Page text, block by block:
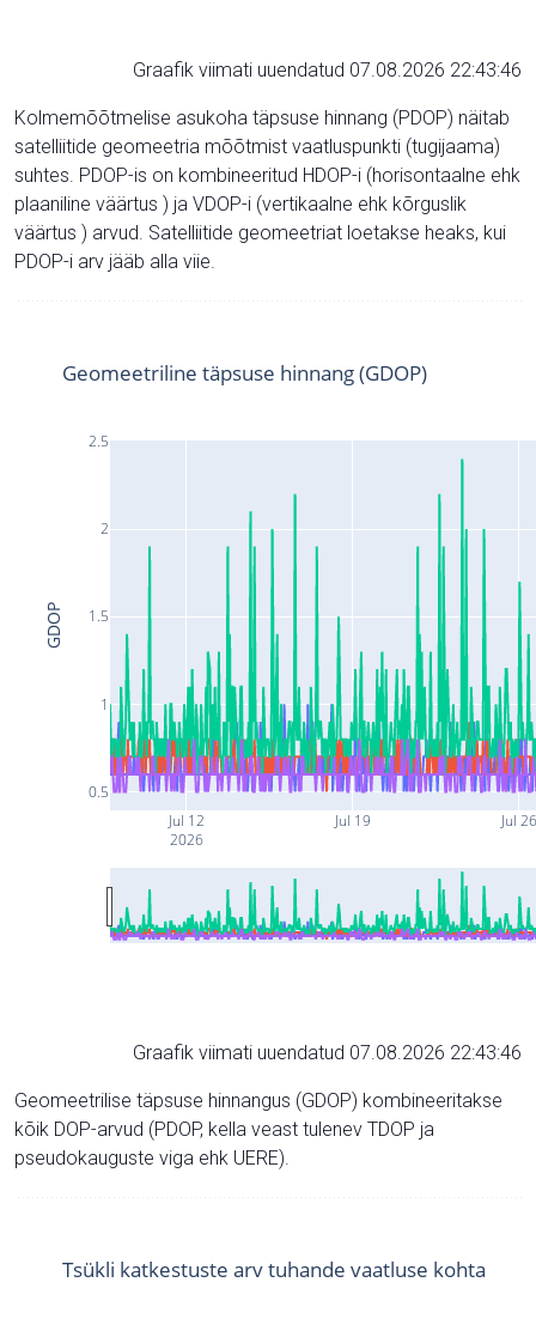
Graafik viimati uuendatud 07.08.2026 22:43:46
Kolmemõõtmelise asukoha täpsuse hinnang (PDOP) näitab
satelliitide geomeetria mõõtmist vaatluspunkti (tugijaama)
suhtes. PDOP-is on kombineeritud HDOP-i (horisontaalne ehk
plaaniline väärtus ) ja VDOP-i (vertikaalne ehk kõrguslik
väärtus ) arvud. Satelliitide geomeetriat loetakse heaks, kui
PDOP-i arv jääb alla viie.
Jul 12
2026
Jul 19 Jul 26
0.5
1
1.5
2
2.5
Geomeetriline täpsuse hinnang (GDOP)
GDOP
Graafik viimati uuendatud 07.08.2026 22:43:46
Geomeetrilise täpsuse hinnangus (GDOP) kombineeritakse
kõik DOP-arvud (PDOP, kella veast tulenev TDOP ja
pseudokauguste viga ehk UERE).
Tsükli katkestuste arv tuhande vaatluse kohta